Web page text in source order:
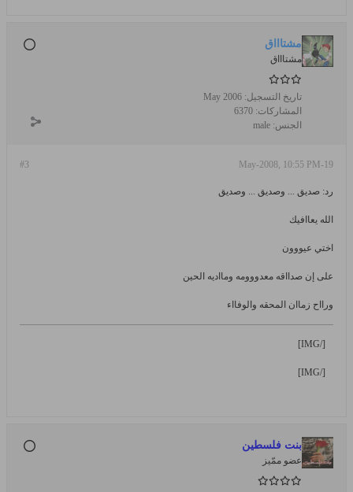
مشتاااق
مشتاااق
تاريخ التسجيل: May 2006
المشاركات: 6370
الجنس: male
#3 19-May-2008, 10:55 PM
رد: صديق ... وصديق ... وصديق
الله يعاافيك
اختي عيووون
على إن صدااقه معدووومه ومااديه الحين
ورااح زماان المحقه والوفااء
[/IMG]
[/IMG]
بنت فلسطين
عضو ممّيز